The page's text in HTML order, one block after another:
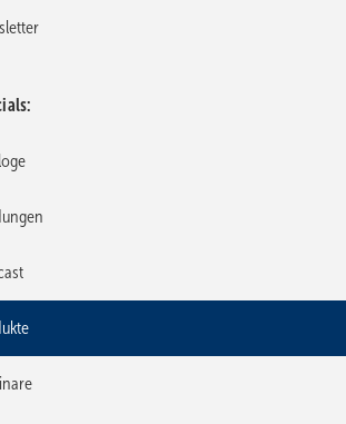
anderem für Hausabflüsse und
von 40 bis 70 mm. Der
nach IP68 misst 26 mm im Durchmesser
m langen Kamerastange auch mehrere 90-
Ablagerungen, Undichtigkeiten und
schnell erkennen. Der integrierte Akku
Stunden Einsatzdauer, alternativ ist ein
heller TFT-Monitor zeigt Livebilder und
dem Gerät oder einem USB-Stick gespeichert
gehören außerdem ein integrierter
dem Wöhler L 200 Locator, ein elektronischer
Lage- und Winkelanzeige. Kamera, Monitor
robusten Doppelschalenkoffer
einfache Reinigung und einen sauberen
soll.